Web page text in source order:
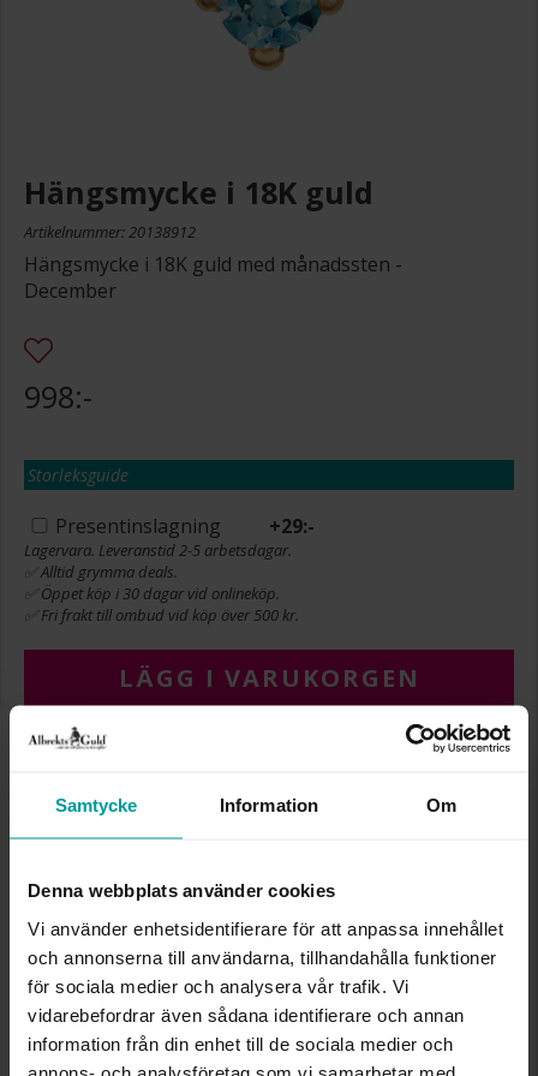
Samtycke Information Om
Denna webbplats använder cookies
Vi använder enhetsidentifierare för att anpassa innehållet
och annonserna till användarna, tillhandahålla funktioner
för sociala medier och analysera vår trafik. Vi
vidarebefordrar även sådana identifierare och annan
information från din enhet till de sociala medier och
annons- och analysföretag som vi samarbetar med.
Hängsmycke i 18K guld
Artikelnummer: 20138912
Hängsmycke i 18K guld med månadssten -
December
998:-
Storleksguide
Presentinslagning +29:-
Lagervara. Leveranstid 2-5 arbetsdagar.
✅ Alltid grymma deals.
✅ Öppet köp i 30 dagar vid onlineköp.
✅ Fri frakt till ombud vid köp över 500 kr.
LÄGG I VARUKORGEN
BREDD CA (MM)
VARUMÄRKE
Albrekts Guld
MATERIAL
Guld
ÄDELMETALL
18K Gold
Kubisk zirkonia
DETALJER
London topaz färg
VIKT CA (GRAM)
0,25